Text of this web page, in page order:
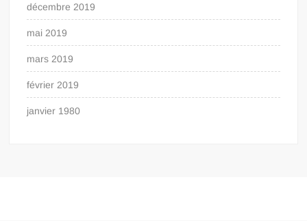
décembre 2019
mai 2019
mars 2019
février 2019
janvier 1980